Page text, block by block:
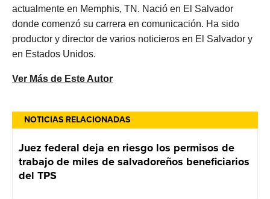
NOTICIAS RELACIONADAS
Juez federal deja en riesgo los permisos de
trabajo de miles de salvadoreños beneficiarios
del TPS
actualmente en Memphis, TN. Nació en El Salvador
donde comenzó su carrera en comunicación. Ha sido
productor y director de varios noticieros en El Salvador y
en Estados Unidos.
Ver Más de Este Autor